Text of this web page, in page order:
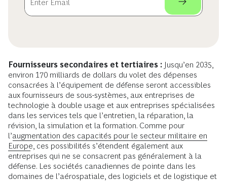
Fournisseurs secondaires et tertiaires : Jusqu’en 2035,
environ 170 milliards de dollars du volet des dépenses
consacrées à l’équipement de défense seront accessibles
aux fournisseurs de sous-systèmes, aux entreprises de
technologie à double usage et aux entreprises spécialisées
dans les services tels que l’entretien, la réparation, la
révision, la simulation et la formation. Comme pour
l’augmentation des capacités pour le secteur militaire en
Europe , ces possibilités s’étendent également aux
entreprises qui ne se consacrent pas généralement à la
défense. Les sociétés canadiennes de pointe dans les
domaines de l’aérospatiale, des logiciels et de logistique et